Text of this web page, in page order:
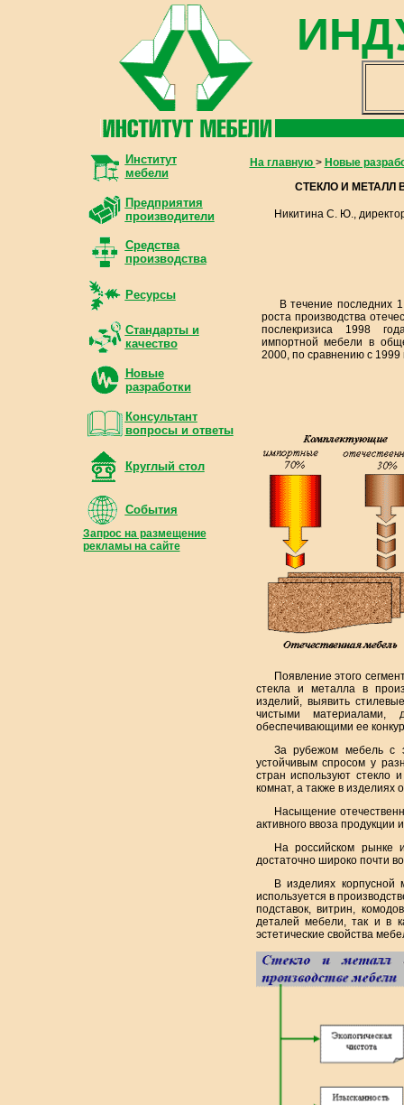
Институт
мебели
Предприятия
производители
Средства
производства
Ресурсы
Стандарты и
качество
Новые
разработки
Консультант
вопросы и ответы
Круглый стол
События
Запрос на размещение
рекламы на сайте
На главную > Новые
СТЕКЛО И
Никитина С. Ю.,
В течение последних
роста производства
послекризиса 1998
импортной мебели в
2000, по сравнению с 1999
Появление этого
стекла и металла в
изделий, выявить
чистыми
обеспечивающими ее
За рубежом мебель с
устойчивым спросом у
стран используют стекло
комнат, а также в изделиях
Насыщение
активного ввоза
На российском рынке
достаточно широко почти
В изделиях
используется в
подставок, витрин,
деталей мебели, так и в
эстетические свойства